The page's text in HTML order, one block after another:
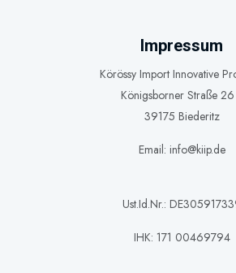
Impressum
Körössy Import Innovative
Königsborner Straße
39175 Biederitz
Email: info@kiip.de
Ust.Id.Nr.:
IHK: 171 00469794